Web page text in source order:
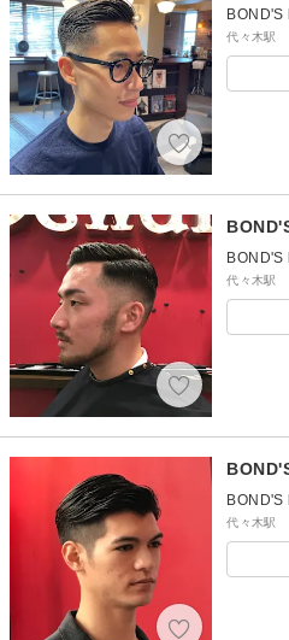
代々木駅
BOND'S
代々木駅
代々木駅